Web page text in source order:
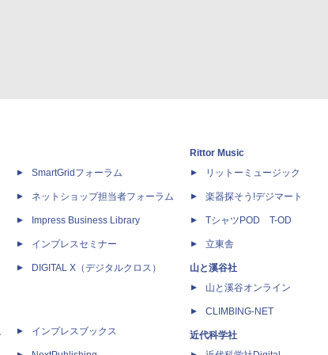
SmartGridフォーラム
ネットショップ担当者フォーラム
Impress Business Library
インプレスセミナー
DIGITAL X（デジタルクロス）
インプレスブックス
Rittor Music
リットーミュージック
楽器探そう!デジマート
TシャツPOD T-OD
立東舎
山と溪谷社
山と溪谷オンライン
CLIMBING-NET
近代科学社